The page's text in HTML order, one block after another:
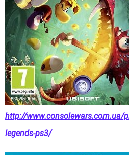
http://www.consolewars.com.ua/
legends-ps3/